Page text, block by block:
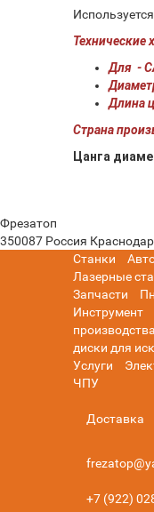
Технические
Для -
Длина
Страна
Цанга
Фрезатоп
350087 Россия
Станки
Лазерные
Запчасти
Инструмент
диски для
Услуги
ЧПУ
Доставка
+7 (922)